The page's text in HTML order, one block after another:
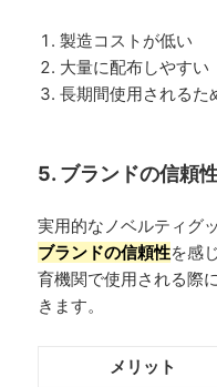
製造コストが低い
大量に配布しやすい
長期間使用されるた
5. ブランドの信頼
実用的なノベルティグ
ブランドの信頼性を感
育機関で使用される際
きます。
メリット